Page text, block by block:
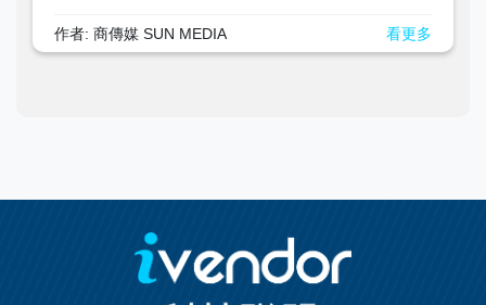
作者: 商傳媒 SUN MEDIA 看更多